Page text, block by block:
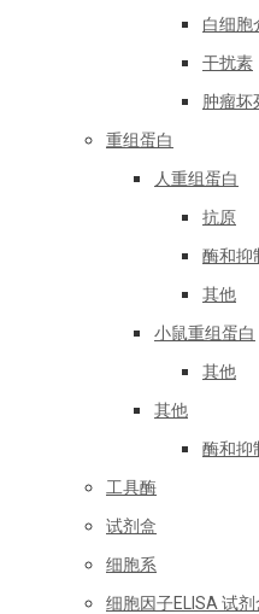
白细胞
干扰素
肿瘤坏
重组蛋白
人重组蛋白
抗原
酶和抑
其他
小鼠重组蛋白
其他
其他
酶和抑
工具酶
试剂盒
细胞系
细胞因子ELISA 试剂